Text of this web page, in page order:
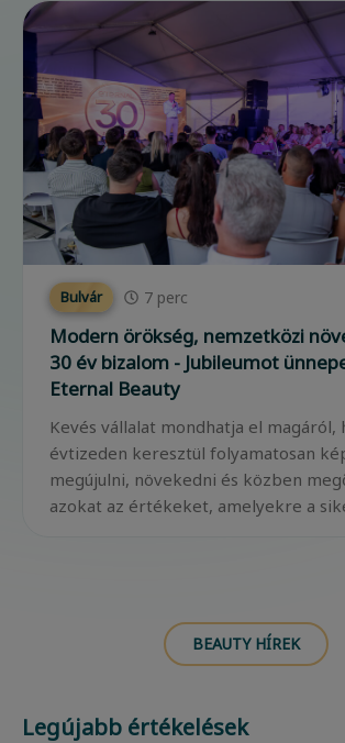
Bulvár 7 perc
Modern örökség, nemzetközi
30 év bizalom - Jubileumot
Eternal Beauty
Kevés vállalat mondhatja el magáról,
évtizeden keresztül folyamatosan
megújulni, növekedni és közben
azokat az értékeket, amelyekre a
BEAUTY HÍREK
Legújabb értékelések